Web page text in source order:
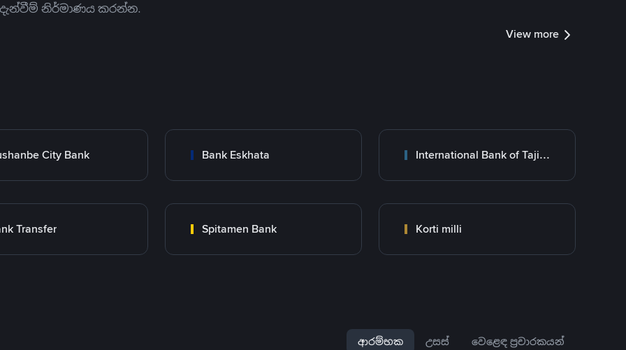
නිර්මාණය කරන්න.
View more
City Bank Bank Eskhata International Bank of Tajikistan
Transfer Spitamen Bank Korti milli
ආරම්භක උසස් වෙළෙඳ ප්‍රචාරකයන්